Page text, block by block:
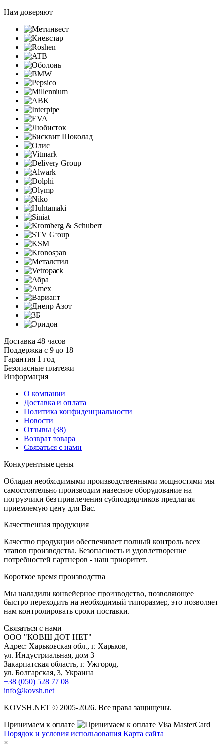
Нам доверяют
Доставка 48 часов
Поддержка с 9 до 18
Гарантия 1 год
Безопасные платежи
Информация
О компании
Доставка и оплата
Политика конфиденциальности
Новости
Отзывы (38)
Возврат товара
Связаться с нами
Конкурентные цены
Обладая необходимыми производственными мощностями мы
самостоятельно производим навесное оборудование на
погрузчики без привлечения субподрядчиков предлагая
приемлемую цену для Вас.
Качественная продукция
Качество продукции обеспечивает полный контроль всех
этапов производства. Безопасность и удовлетворение
потребностей партнеров - наш приоритет.
Короткое время производства
Мы наладили конвейерное производство, позволяющее
быстро переходить на необходимый типоразмер, это позволяет
нам контролировать сроки поставки.
Связаться с нами
ООО "КОВШ ДОТ НЕТ"
Адрес: Харьковская обл., г. Харьков,
ул. Индустриальная, дом 3
Закарпатская область, г. Ужгород,
ул. Болгарская, 3, Украина
+38 (050) 528 77 08
info@kovsh.net
KOVSH.NET © 2005-2026. Все права защищены.
Принимаем к оплате
Порядок и условия использования Карта сайта
×